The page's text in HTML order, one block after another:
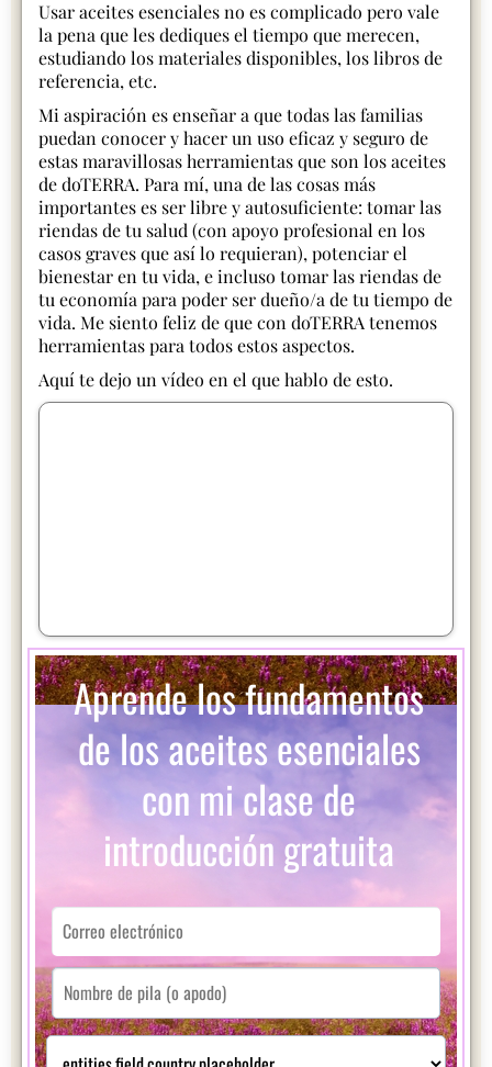
Usar aceites esenciales no es complicado pero vale
la pena que les dediques el tiempo que merecen,
estudiando los materiales disponibles, los libros de
referencia, etc.
Mi aspiración es enseñar a que todas las familias
puedan conocer y hacer un uso eficaz y seguro de
estas maravillosas herramientas que son los aceites
de doTERRA. Para mí, una de las cosas más
importantes es ser libre y autosuficiente: tomar las
riendas de tu salud (con apoyo profesional en los
casos graves que así lo requieran), potenciar el
bienestar en tu vida, e incluso tomar las riendas de
tu economía para poder ser dueño/a de tu tiempo de
vida. Me siento feliz de que con doTERRA tenemos
herramientas para todos estos aspectos.
Aquí te dejo un vídeo en el que hablo de esto.